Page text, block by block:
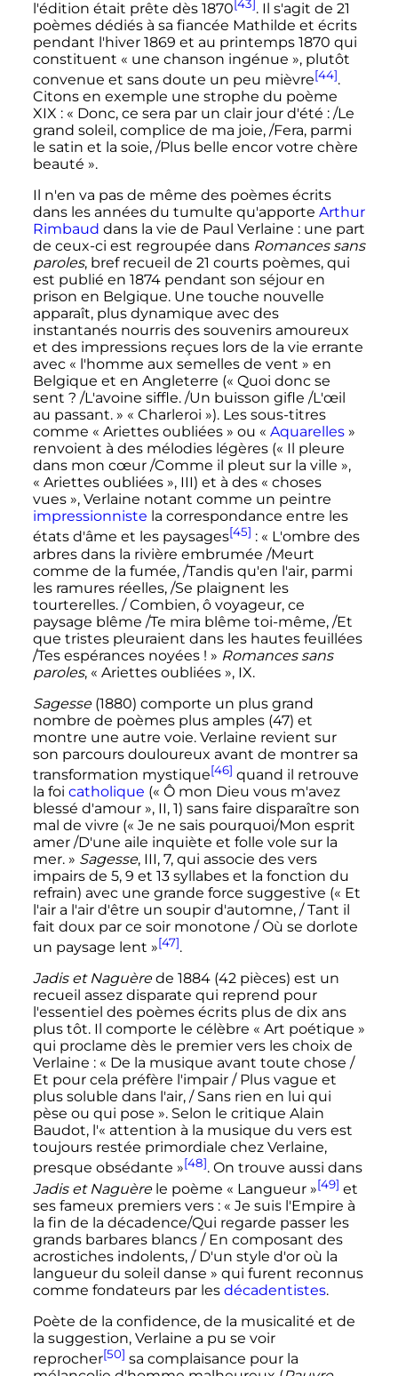
l'édition était prête dès 1870 [43] . Il s'agit de 21
poèmesdédiés à sa fiancée Mathilde et écrits
pendant l'hiver 1869 et au printemps 1870 qui
constituent « une chanson ingénue », plutôt
convenue et sans doute un peu mièvre[44].
Citons en exemple une strophe du poème
XIX : « Donc, ce sera par un clair jour d'été : /Le
grand soleil, complice de ma joie, /Fera, parmi
le satin et la soie, /Plus belle encor votre chère
beauté ».
Il n'en va pas de même des poèmes écrits
dans les années du tumulte qu'apporte Arthur
Rimbaud dans la vie de Paul Verlaine : une part
de ceux-ci est regroupée dans Romances sans
paroles, bref recueil de 21 courts poèmes, qui
est publié en 1874 pendant son séjour en
prison en Belgique. Une touche nouvelle
apparaît, plus dynamique avec des
instantanés nourris des souvenirs amoureux
et des impressions reçues lors de la vie errante
avec « l'homme aux semelles de vent » en
Belgique et en Angleterre (« Quoi donc se
sent ? /L'avoine siffle. /Un buisson gifle /L'œil
au passant. » « Charleroi »). Les sous-titres
comme « Ariettes oubliées » ou « Aquarelles »
renvoient à des mélodies légères (« Il pleure
dans mon cœur /Comme il pleut sur la ville »,
« Ariettes oubliées », III) et à des « choses
vues », Verlaine notant comme un peintre
impressionniste la correspondance entre les
états d'âme et les paysages[45] : « L'ombre des
arbres dans la rivière embrumée /Meurt
comme de la fumée, /Tandis qu'en l'air, parmi
les ramures réelles, /Se plaignent les
tourterelles. / Combien, ô voyageur, ce
paysage blême /Te mira blême toi-même, /Et
que tristes pleuraient dans les hautes feuillées
/Tes espérances noyées ! » Romances sans
paroles, « Ariettes oubliées », IX.
Sagesse(1880) comporte un plus grand
nombre de poèmes plus amples (47) et
montre une autre voie. Verlaine revient sur
son parcours douloureux avant de montrer sa
transformation mystique[46] quand il retrouve
la foi catholique (« Ô mon Dieu vous m'avez
blessé d'amour », II, 1) sans faire disparaître son
mal de vivre (« Je ne sais pourquoi/Mon esprit
amer /D'une aile inquiète et folle vole sur la
mer. » Sagesse, III, 7, qui associe des vers
impairs de 5, 9 et 13 syllabes et la fonction du
refrain) avec une grande force suggestive (« Et
l'air a l'air d'être un soupir d'automne, / Tant il
fait doux par ce soir monotone / Où se dorlote
un paysage lent »[47].
Jadis et Naguèrede 1884 (42 pièces) est un
recueil assez disparate qui reprend pour
l'essentiel des poèmes écrits plus de dix ans
plus tôt. Il comporte le célèbre « Art poétique »
qui proclame dès le premier vers les choix de
Verlaine : « De la musique avant toute chose /
Et pour cela préfère l'impair / Plus vague et
plus soluble dans l'air, / Sans rien en lui qui
pèse ou qui pose ». Selon le critique Alain
Baudot, l'« attention à la musique du vers est
toujours restée primordiale chez Verlaine,
presque obsédante »[48]. On trouve aussi dans
Jadis et Naguèrele poème « Langueur »[49] et
ses fameux premiers vers : « Je suis l'Empire à
la fin de la décadence/Qui regarde passer les
grands barbares blancs / En composant des
acrostiches indolents, / D'un style d'or où la
langueur du soleil danse » qui furent reconnus
comme fondateurs par les décadentistes.
Poète de la confidence, de la musicalité et de
la suggestion, Verlaine a pu se voir
reprocher[50] sa complaisance pour la